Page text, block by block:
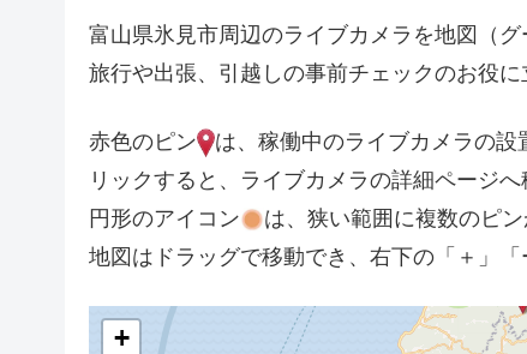
富山県氷見市周辺のライブカメラを地図（
旅行や出張、引越しの事前チェックのお役
赤色のピン は、稼働中のライブカメラの
リックすると、ライブカメラの詳細ページへ
円形のアイコン
は、狭い範囲に複数のピ
地図はドラッグで移動でき、右下の「＋」「
+